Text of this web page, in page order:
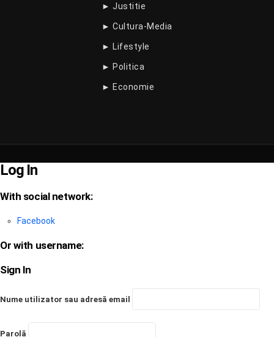
► Justitie
► Cultura-Media
► Lifestyle
► Politica
► Economie
Log In
With social network:
Facebook
Or with username:
Sign In
Nume utilizator sau adresă email
Parolă